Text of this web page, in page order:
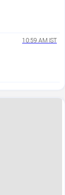
10:59 AM IST